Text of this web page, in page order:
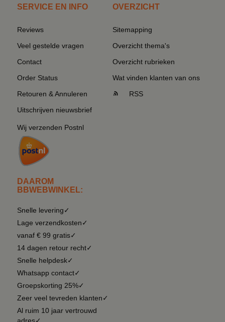
SERVICE EN INFO
Reviews
Veel gestelde vragen
Contact
Order Status
Retouren & Annuleren
Uitschrijven nieuwsbrief
Wij verzenden Postnl
DAAROM
BBWEBWINKEL:
Snelle levering✓
Lage verzendkosten✓
vanaf € 99 gratis✓
14 dagen retour recht✓
Snelle helpdesk✓
Whatsapp contact✓
Groepskorting 25%✓
Zeer veel tevreden klanten✓
Al ruim 10 jaar vertrouwd
OVERZICHT
Sitemapping
Overzicht thema's
Overzicht rubrieken
Wat vinden klanten van ons
RSS